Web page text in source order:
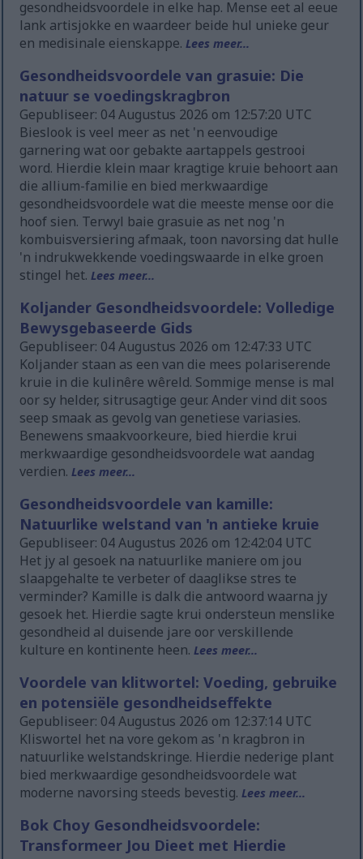
gesondheidsvoordele in elke hap. Mense eet al eeue
lank artisjokke en waardeer beide hul unieke geur
en medisinale eienskappe.Lees meer...
Gesondheidsvoordele van grasuie: Die
natuur se voedingskragbron
Gepubliseer: 04 Augustus 2026 om 12:57:20 UTC
Bieslook is veel meer as net 'n eenvoudige
garnering wat oor gebakte aartappels gestrooi
word. Hierdie klein maar kragtige kruie behoort aan
die allium-familie en bied merkwaardige
gesondheidsvoordele wat die meeste mense oor die
hoof sien. Terwyl baie grasuie as net nog 'n
kombuisversiering afmaak, toon navorsing dat hulle
'n indrukwekkende voedingswaarde in elke groen
stingel het.Lees meer...
Koljander Gesondheidsvoordele: Volledige
Bewysgebaseerde Gids
Gepubliseer: 04 Augustus 2026 om 12:47:33 UTC
Koljander staan as een van die mees polariserende
kruie in die kulinêre wêreld. Sommige mense is mal
oor sy helder, sitrusagtige geur. Ander vind dit soos
seep smaak as gevolg van genetiese variasies.
Benewens smaakvoorkeure, bied hierdie krui
merkwaardige gesondheidsvoordele wat aandag
verdien.Lees meer...
Gesondheidsvoordele van kamille:
Natuurlike welstand van 'n antieke kruie
Gepubliseer: 04 Augustus 2026 om 12:42:04 UTC
Het jy al gesoek na natuurlike maniere om jou
slaapgehalte te verbeter of daaglikse stres te
verminder? Kamille is dalk die antwoord waarna jy
gesoek het. Hierdie sagte krui ondersteun menslike
gesondheid al duisende jare oor verskillende
kulture en kontinente heen.Lees meer...
Voordele van klitwortel: Voeding, gebruike
en potensiële gesondheidseffekte
Gepubliseer: 04 Augustus 2026 om 12:37:14 UTC
Kliswortel het na vore gekom as 'n kragbron in
natuurlike welstandskringe. Hierdie nederige plant
bied merkwaardige gesondheidsvoordele wat
moderne navorsing steeds bevestig.Lees meer...
Bok Choy Gesondheidsvoordele:
Transformeer Jou Dieet met Hierdie